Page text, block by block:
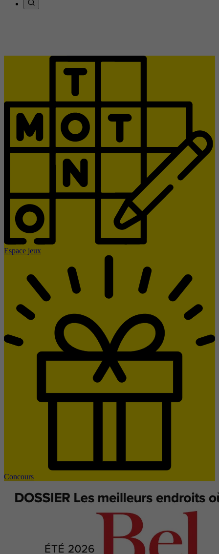
Espace jeux
Concours